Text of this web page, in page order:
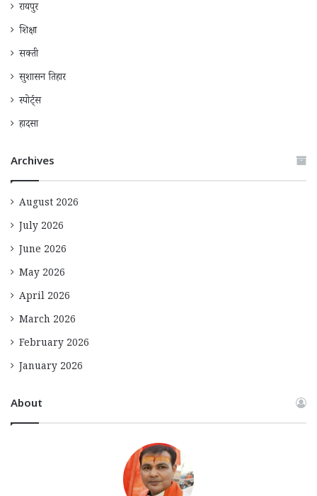
रायपुर
शिक्षा
सक्ती
सुशासन तिहार
स्पोर्ट्स
हादसा
Archives
August 2026
July 2026
June 2026
May 2026
April 2026
March 2026
February 2026
January 2026
About